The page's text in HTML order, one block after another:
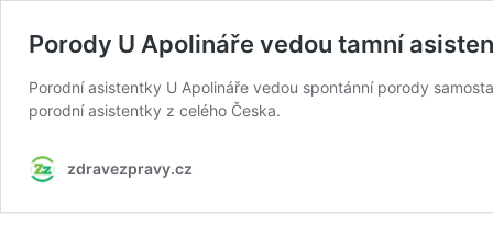
Porody U Apolináře vedou tamní
Porodní asistentky U Apolináře vedou spontánní porody
porodní asistentky z celého Česka.
zdravezpravy.cz